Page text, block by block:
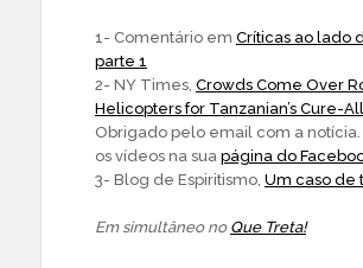
1- Comentário em Críticas ao lado
parte 1
2- NY Times, Crowds Come Over
Helicopters for Tanzanian’s Cure-
Obrigado pelo email com a
os vídeos na sua página do
3- Blog de Espiritismo, Um caso de
Em simultâneo no Que Treta!